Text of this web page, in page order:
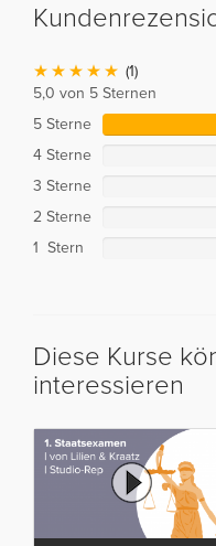
(1)
5,0 von 5 Sternen
5 Sterne
4 Sterne
3 Sterne
2 Sterne
1 Stern
Diese Kurse
interessieren